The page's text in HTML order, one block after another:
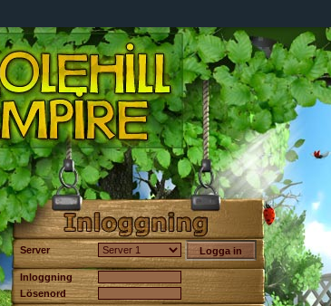
Server
Inloggning
Lösenord